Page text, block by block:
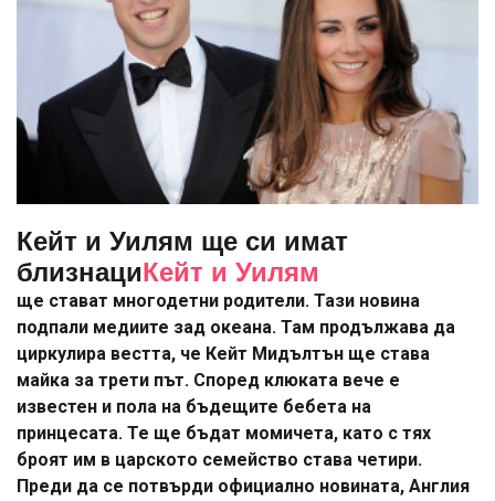
Кейт и Уилям ще си имат
близнациКейт и Уилям
ще стават многодетни родители. Тази новина
подпали медиите зад океана. Там продължава да
циркулира вестта, че Кейт Мидълтън ще става
майка за трети път. Според клюката вече е
известен и пола на бъдещите бебета на
принцесата. Те ще бъдат момичета, като с тях
броят им в царското семейство става четири.
Преди да се потвърди официално новината, Англия